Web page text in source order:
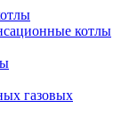
котлы
газовых